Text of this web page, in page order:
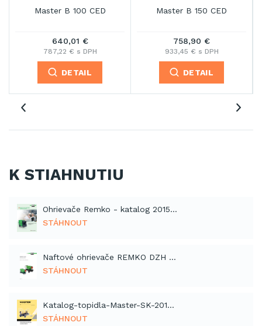
Master B 150 CED
758,90 €
933,45 € s DPH
DETAIL
Master B 180
1 035,71 €
1 273,92 € s DPH
DETAIL
K STIAHNUTIU
Ohrievače Remko - katalog 2015 (PDF)
STÁHNOUT
Naftové ohrievače REMKO DZH - návod 2015 (PDF)
STÁHNOUT
Katalog-topidla-Master-SK-2012 (PDF)
STÁHNOUT